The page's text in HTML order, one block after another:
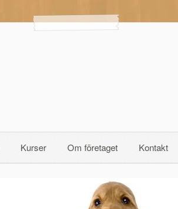
Kurser Om företaget Kontakt